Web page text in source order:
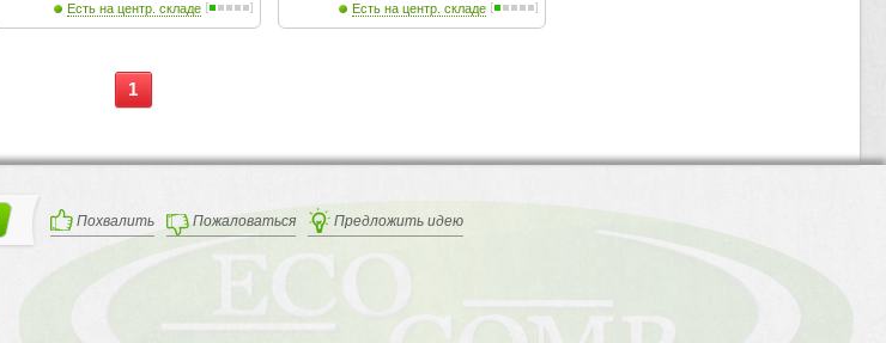
Есть на центр. складе Есть на центр. складе
1
Похвалить Пожаловаться Предложить идею